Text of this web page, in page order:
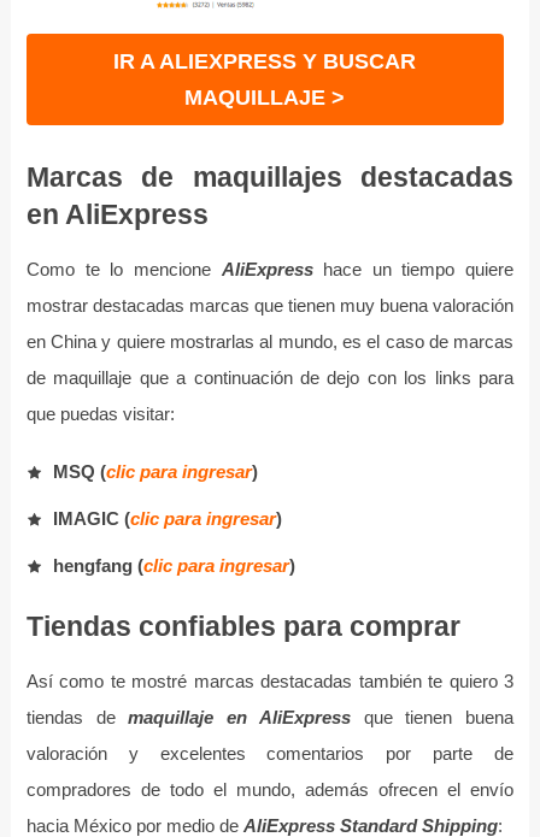
IR A ALIEXPRESS Y BUSCAR
MAQUILLAJE >
Marcas de maquillajes destacadas
en AliExpress
Como te lo mencione AliExpresshace un tiempo quiere
mostrar destacadas marcas que tienen muy buena valoración
en China y quiere mostrarlas al mundo, es el caso de marcas
de maquillaje que a continuación de dejo con los links para
que puedas visitar:
MSQ (clic para ingresar)
IMAGIC (clic para ingresar)
hengfang (clic para ingresar)
Tiendas confiables para comprar
Así como te mostré marcas destacadas también te quiero 3
tiendas demaquillaje en AliExpressque tienen buena
valoración y excelentes comentarios por parte de
compradores de todo el mundo, además ofrecen el envío
hacia México por medio deAliExpress Standard Shipping: